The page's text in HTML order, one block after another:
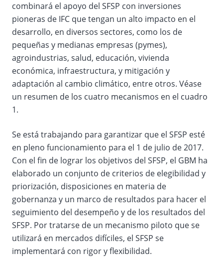
combinará el apoyo del SFSP con inversiones
pioneras de IFC que tengan un alto impacto en el
desarrollo, en diversos sectores, como los de
pequeñas y medianas empresas (pymes),
agroindustrias, salud, educación, vivienda
económica, infraestructura, y mitigación y
adaptación al cambio climático, entre otros. Véase
un resumen de los cuatro mecanismos en el cuadro
1.
Se está trabajando para garantizar que el SFSP esté
en pleno funcionamiento para el 1 de julio de 2017.
Con el fin de lograr los objetivos del SFSP, el GBM ha
elaborado un conjunto de criterios de elegibilidad y
priorización, disposiciones en materia de
gobernanza y un marco de resultados para hacer el
seguimiento del desempeño y de los resultados del
SFSP. Por tratarse de un mecanismo piloto que se
utilizará en mercados difíciles, el SFSP se
implementará con rigor y flexibilidad.